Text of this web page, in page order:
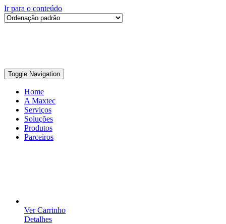
Ir para o conteúdo
Toggle Navigation
Home
A Maxtec
Serviços
Soluções
Produtos
Parceiros
Ver Carrinho
Detalhes